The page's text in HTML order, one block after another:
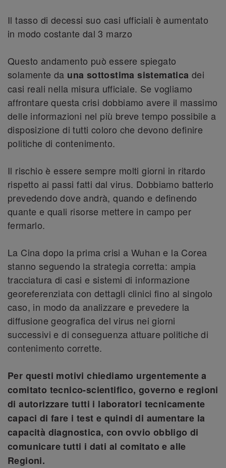
Il tasso di decessi suo casi ufficiali è aumentato
in modo costante dal 3 marzo
Questo andamento può essere spiegato
solamente da una sottostima sistematicadei
casi reali nella misura ufficiale. Se vogliamo
affrontare questa crisi dobbiamo avere il massimo
delle informazioni nel più breve tempo possibile a
disposizione di tutti coloro che devono definire
politiche di contenimento.
Il rischio è essere sempre molti giorni in ritardo
rispetto ai passi fatti dal virus. Dobbiamo batterlo
prevedendo dove andrà, quando e definendo
quante e quali risorse mettere in campo per
fermarlo.
La Cina dopo la prima crisi a Wuhan e la Corea
stanno seguendo la strategia corretta: ampia
tracciatura di casi e sistemi di informazione
georeferenziata con dettagli clinici fino al singolo
caso, in modo da analizzare e prevedere la
diffusione geografica del virus nei giorni
successivi e di conseguenza attuare politiche di
contenimento corrette.
Per questi motivi chiediamo urgentemente a
comitato tecnico-scientifico, governo e regioni
di autorizzare tutti i laboratori tecnicamente
capaci di fare i test e quindi di aumentare la
capacità diagnostica, con ovvio obbligo di
comunicare tutti i dati al comitato e alle
Regioni.